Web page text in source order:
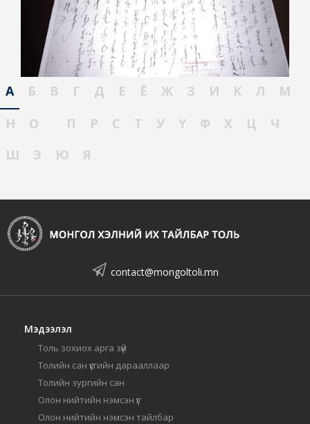
А Б В Г Д Е Ё Ж З И К Л
М
Н
О П Р С Т У Ү Ф Х Ц
Ч
Ш
Э Ю Я
contact@mongoltoli.mn
Мэдээлэл
Толь зохиох арга зүй
Толийн сан үсгийн дарааллаар
Толийн зургийн сан
Олон нийтийн нэмсэн үг
Олон нийтийн нэмсэн тайлбар